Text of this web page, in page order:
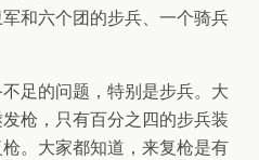
和六个团的步兵、一个骑兵
足的问题，特别是步兵。大
枪，只有百分之四的步兵装
。大家都知道，来复枪是有